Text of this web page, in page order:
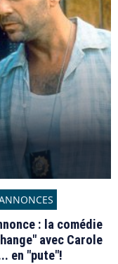
: la comédie
avec Carole
en "pute"!